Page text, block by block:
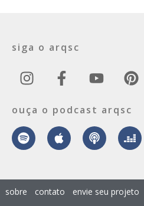
siga o arqsc
ouça o podcast arqsc
sobre contato envie seu projeto